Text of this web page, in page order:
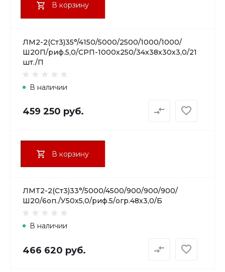
В корзину
ЛМ2-2(Ст3)35°/4150/5000/2500/1000/1000/
Ш20П/риф.5,0/СРП-1000х250/34х38х30х3,0/21
шт./П
В наличии
459 250 руб.
В корзину
ЛМТ2-2(Ст3)33°/5000/4500/900/900/900/
Ш20/6оп./У50х5,0/риф.5/огр.48х3,0/Б
В наличии
466 620 руб.